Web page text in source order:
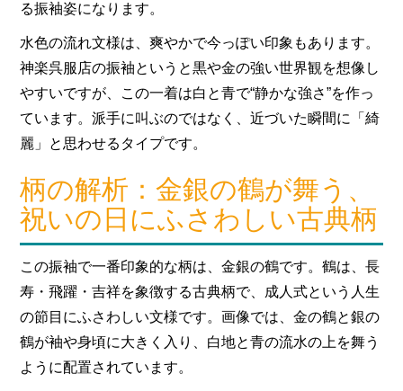
る振袖姿になります。
水色の流れ文様は、爽やかで今っぽい印象もあります。
神楽呉服店の振袖というと黒や金の強い世界観を想像し
やすいですが、この一着は白と青で“静かな強さ”を作っ
ています。派手に叫ぶのではなく、近づいた瞬間に「綺
麗」と思わせるタイプです。
柄の解析：金銀の鶴が舞う、
祝いの日にふさわしい古典柄
この振袖で一番印象的な柄は、金銀の鶴です。鶴は、長
寿・飛躍・吉祥を象徴する古典柄で、成人式という人生
の節目にふさわしい文様です。画像では、金の鶴と銀の
鶴が袖や身頃に大きく入り、白地と青の流水の上を舞う
ように配置されています。